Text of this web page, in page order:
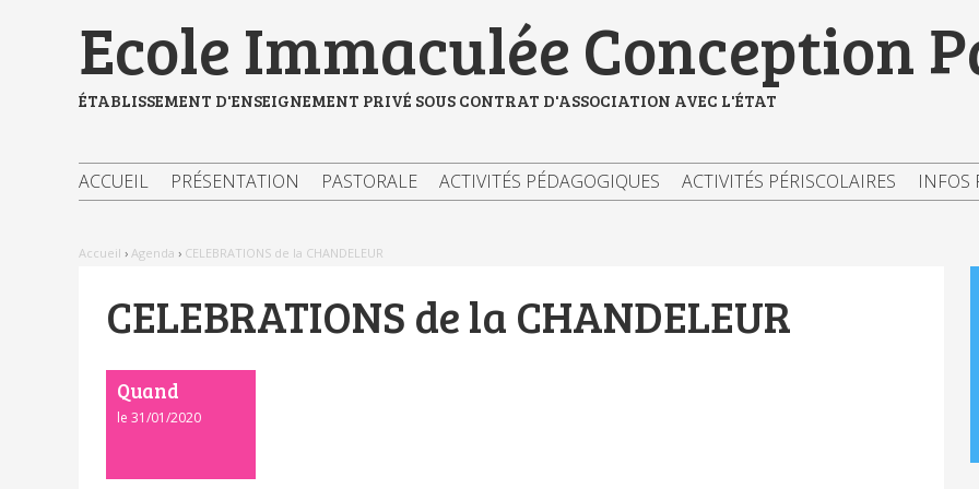
contenu.
Aller
la
Ecole Immaculée Conception
ÉTABLISSEMENT D'ENSEIGNEMENT PRIVÉ SOUS CONTRAT D'ASSOCIATION AVEC L'ÉTAT
ACCUEIL PRÉSENTATION PASTORALE ACTIVITÉS PÉDAGOGIQUES ACTIVITÉS PÉRISCOLAIRES INFOS
Accueil › Agenda › CELEBRATIONS de la CHANDELEUR
CELEBRATIONS de la CHANDELEUR
Quand
le 31/01/2020